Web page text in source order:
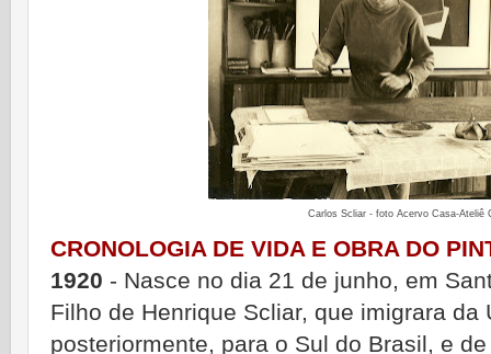
Carlos Scliar - foto Acervo Casa-Ateliê
CRONOLOGIA DE VIDA E OBRA DO
1920 - Nasce no dia 21 de junho, em
Filho de Henrique Scliar, que imigrara da
posteriormente, para o Sul do Brasil, e